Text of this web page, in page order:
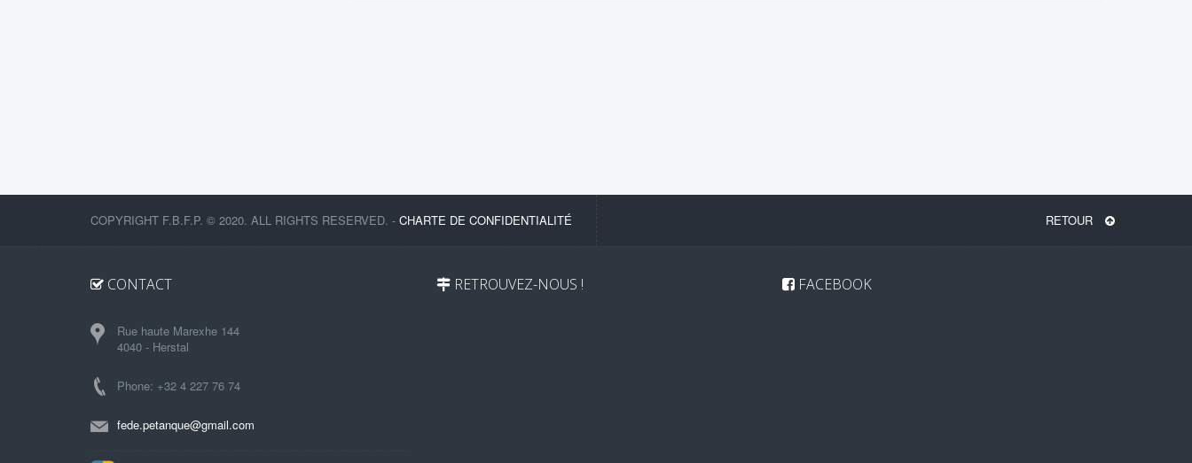
COPYRIGHT F.B.F.P. © 2020. ALL RIGHTS RESERVED. - CHARTE DE CONFIDENTIALITÉ RETOUR
CONTACT
Rue haute Marexhe 144
4040 - Herstal
Phone: +32 4 227 76 74
fede.petanque@gmail.com
RETROUVEZ-NOUS ! FACEBOOK